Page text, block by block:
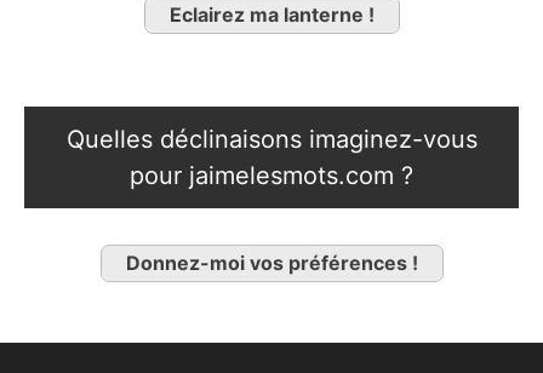
Eclairez ma lanterne !
Quelles déclinaisons imaginez-vous
pour jaimelesmots.com ?
Donnez-moi vos préférences !